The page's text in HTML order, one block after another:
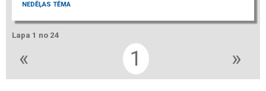
NEDĒĻAS TĒMA
Lapa 1 no 24
« 1 »